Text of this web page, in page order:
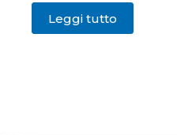
Leggi tutto